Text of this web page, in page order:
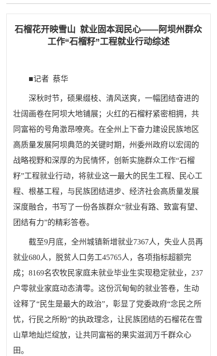
石榴花开映雪山 就业固本润民心——阿坝州群众
工作“石榴籽”工程就业行动综述
■记者 蔡华
深秋时节，硕果缀枝、清风送爽，一幅团结奋进的
壮阔画卷在阿坝大地铺展；火红的石榴籽紧密相拥，共
同富裕的号角激昂嘹亮。在全州上下奋力建设民族地区
高质量发展阿坝典范的关键时期，州委州政府以宏阔的
战略视野和深厚的为民情怀，创新实施群众工作“石榴
籽”工程就业行动，将就业这一最大的民生工程、民心工
程、根基工程，与民族团结进步、经济社会高质量发展
深度融合，书写了一份各族群众“就业有路、致富有望、
团结有力”的精彩答卷。
截至9月底，全州城镇新增就业7367人，失业人员再
就业680人，脱贫人口务工45765人，各项指标超额完
成；8169名农牧民家庭未就业毕业生实现稳定就业，237
户零就业家庭动态清零。这份沉甸甸的就业答卷，生动
诠释了“民生是最大的政治”，彰显了党委政府“念民之所
忧，行民之所盼”的执政理念，让民族团结的石榴花在雪
山草地灿烂绽放，让共同富裕的果实滋润万千群众心
田。